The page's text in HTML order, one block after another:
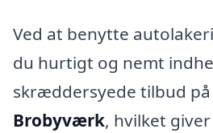
Ved at benytte
du hurtigt og nemt
skræddersyede tilbud på
Brobyværk, hvilket